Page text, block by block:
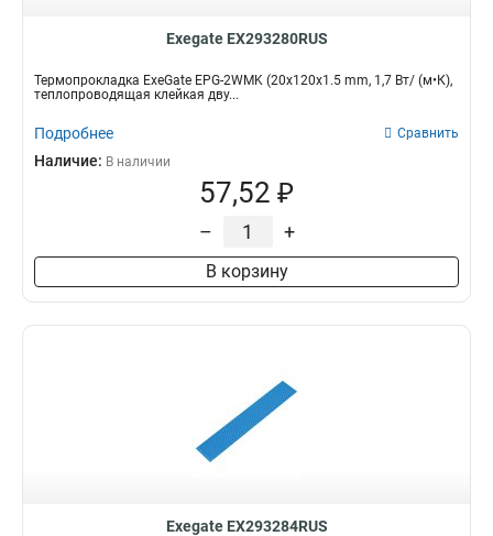
Exegate EX293280RUS
Термопрокладка ExeGate EPG-2WMK (20x120x1.5 mm, 1,7 Вт/ (м•К),
теплопроводящая клейкая дву...
Подробнее Сравнить
Наличие: В наличии
57,52 ₽
– +
В корзину
Exegate EX293284RUS